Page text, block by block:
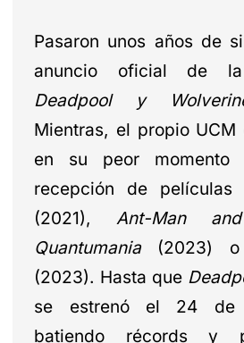
Pasaron unos años de
anuncio oficial de
Deadpool y
Mientras, el propio UCM
en su peor
recepción de películas
(2021), Ant-Man
Quantumania (2023) o
(2023). Hasta que
se estrenó el 24 de
batiendo récords y